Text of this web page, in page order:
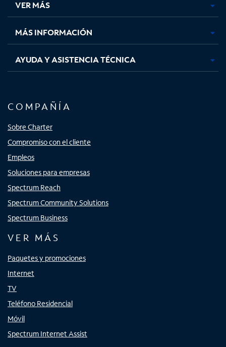
pestaña
nueva
pestaña
nueva
pestaña
nuevanueva
VER MÁS
MÁS INFORMACIÓN
AYUDA Y ASISTENCIA TÉCNICA
COMPAÑÍA
Sobre Charter
Compromiso con el cliente
Empleos
Soluciones para empresas
Spectrum Reach
Spectrum Community Solutions
Spectrum Business
VER MÁS
Paquetes y promociones
Internet
TV
Teléfono Residencial
Móvil
Spectrum Internet Assist